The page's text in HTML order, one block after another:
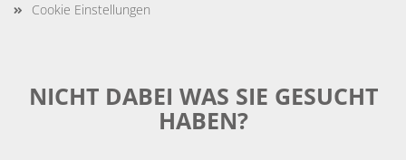
Cookie Einstellungen
NICHT DABEI WAS SIE GESUCHT
HABEN?